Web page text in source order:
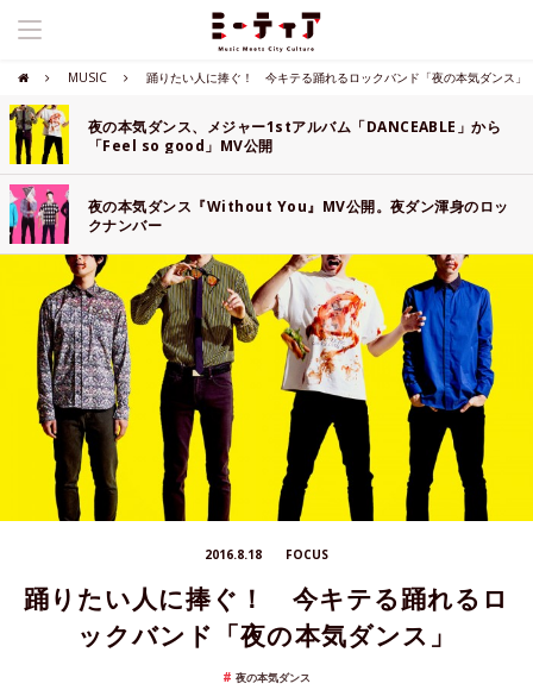
MUSIC 踊りたい人に捧ぐ！ 今キテる踊れるロックバンド「夜の本気ダンス」
夜の本気ダンス、メジャー1stアルバム「DANCEABLE」から
「Feel so good」MV公開
夜の本気ダンス『Without You』MV公開。夜ダン渾身のロッ
クナンバー
2016.8.18 FOCUS
踊りたい人に捧ぐ！ 今キテる踊れるロ
ックバンド「夜の本気ダンス」
夜の本気ダンス